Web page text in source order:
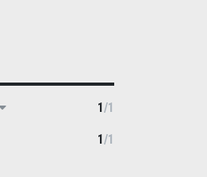
1/1
1/1